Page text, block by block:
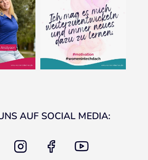
AUF SOCIAL MEDIA:
linkedin instagram